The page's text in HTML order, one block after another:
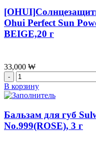
SPF35/
PA++
№21,13г*
2шт
of
whoo]Тональный
крем
c
The
History
Of
Whoo
Essential
Foundation
SPF30/PA++
Ohui Perfect Sun
BEIGE,20 г
33,000 ₩
Количество
товара
[OHUI]Солнцезащитная
Ohui
Perfect
В корзину
Бальзам для губ
No.999(ROSE), 3 г